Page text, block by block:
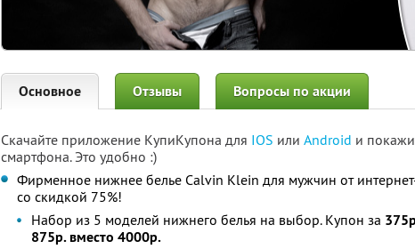
Основное Отзывы Вопросы по акции
Скачайте приложение КупиКупона для IOS или Android и
смартфона. Это удобно :)
Фирменное нижнее белье Calvin Klein для мужчин от
со скидкой 75%!
Набор из 5 моделей нижнего белья на выбор. Купон за
875р. вместо 4000р.